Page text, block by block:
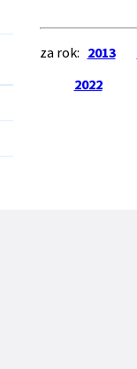
za rok: 2013
2022